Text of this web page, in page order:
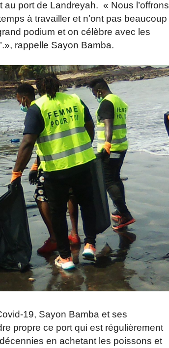
port de Landreyah. « Nous l’offrons
à travailler et n’ont pas beaucoup
podium et on célèbre avec les
rappelle Sayon Bamba.
19, Sayon Bamba et ses
propre ce port qui est régulièrement
en achetant les poissons et